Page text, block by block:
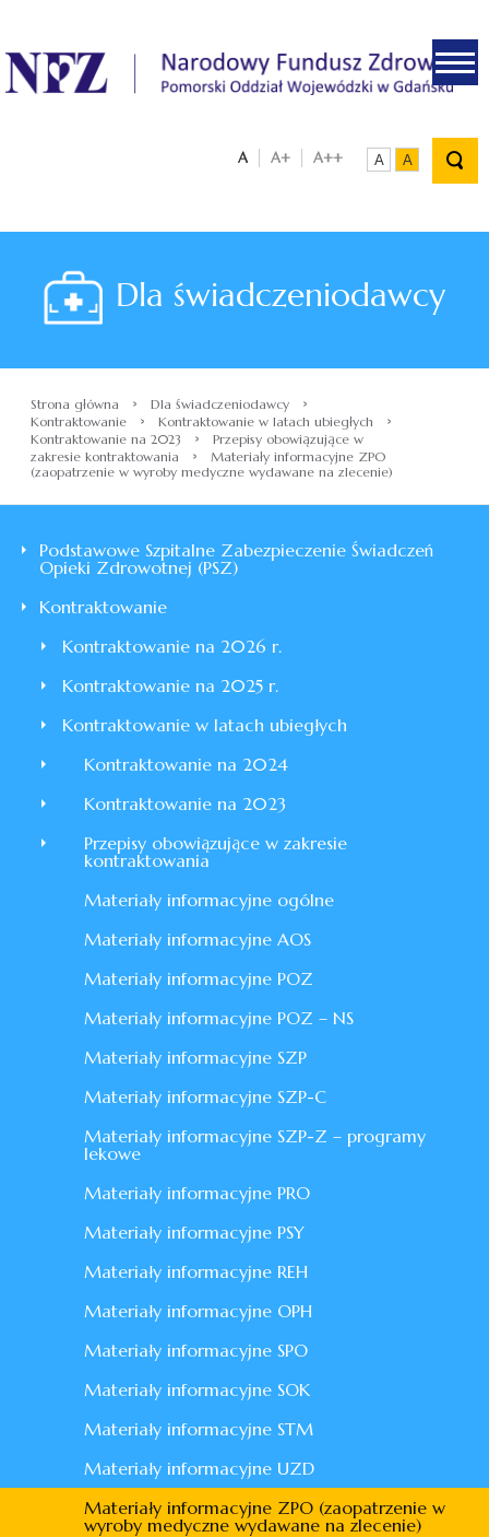
.
A A+ A++ A A
Dla świadczeniodawcy
Strona główna › Dla świadczeniodawcy ›
Kontraktowanie › Kontraktowanie w latach ubiegłych ›
Kontraktowanie na 2023 ›
Przepisy obowiązujące w
zakresie kontraktowania
›
Materiały informacyjne ZPO
(zaopatrzenie w wyroby medyczne wydawane na zlecenie)
Podstawowe Szpitalne Zabezpieczenie Świadczeń
Opieki Zdrowotnej (PSZ)
Kontraktowanie
Kontraktowanie na 2026 r.
Kontraktowanie na 2025 r.
Kontraktowanie w latach ubiegłych
Kontraktowanie na 2024
Kontraktowanie na 2023
Przepisy obowiązujące w zakresie
kontraktowania
Materiały informacyjne ogólne
Materiały informacyjne AOS
Materiały informacyjne POZ
Materiały informacyjne POZ – NS
Materiały informacyjne SZP
Materiały informacyjne SZP-C
Materiały informacyjne SZP-Z – programy
lekowe
Materiały informacyjne PRO
Materiały informacyjne PSY
Materiały informacyjne REH
Materiały informacyjne OPH
Materiały informacyjne SPO
Materiały informacyjne SOK
Materiały informacyjne STM
Materiały informacyjne UZD
Materiały informacyjne ZPO (zaopatrzenie w
wyroby medyczne wydawane na zlecenie)